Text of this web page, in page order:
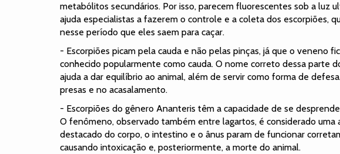
metabólitos secundários. Por isso, parecem fluorescentes sob a luz
ajuda especialistas a fazerem o controle e a coleta dos escorpiões,
nesse período que eles saem para caçar.
- Escorpiões picam pela cauda e não pelas pinças, já que o veneno
conhecido popularmente como cauda. O nome correto dessa parte
ajuda a dar equilíbrio ao animal, além de servir como forma de
presas e no acasalamento.
- Escorpiões do gênero Ananteris têm a capacidade de se
O fenômeno, observado também entre lagartos, é considerado uma
destacado do corpo, o intestino e o ânus param de funcionar
causando intoxicação e, posteriormente, a morte do animal.